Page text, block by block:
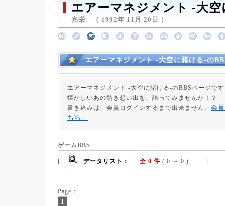
エアーマネジメント -大
光栄 （ 1992年 11月 20日 ）
エアーマネジメント -大空に賭ける-の
エアーマネジメント -大空に賭ける-のBBSページで
懐かしいあの熱き想い出を、語ってみませんか！？
書き込みは、会員ログインするまで出来ません。 会
ちら。
ゲームBBS
[ データリスト： 全 0 件 ( 0 ～ 0 ) ]
Page：
1